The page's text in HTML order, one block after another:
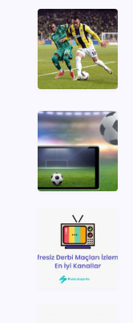
Güncel
Durum
ve
Alternatifler
Bodrum
FK
–
Fenerbahçe
Maçı:
Zirve
Yolunda
Kritik
Deplasman
Sınavı!
Maçları
canlı
izlemek
için
uygulama
kullanılır?
Şifresiz
Derbi
Maçları